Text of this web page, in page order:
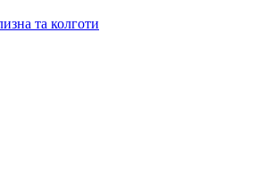
та колготи